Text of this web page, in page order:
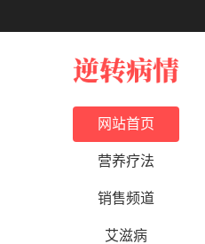
网站首页
营养疗法
销售频道
艾滋病